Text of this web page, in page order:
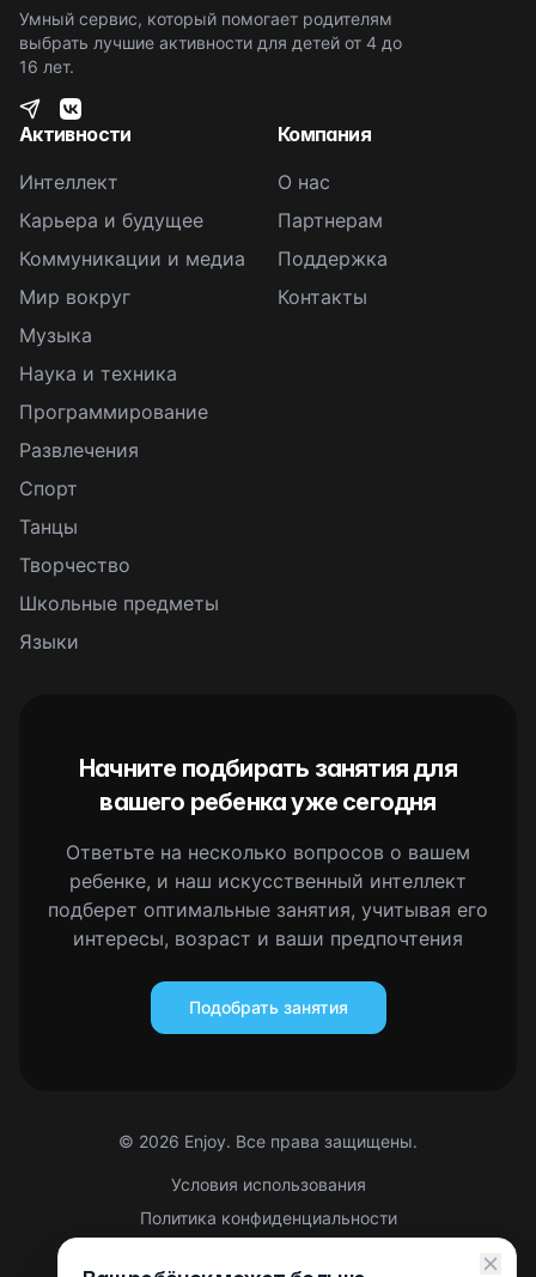
Умный сервис, который помогает родителям
выбрать лучшие активности для детей от 4 до
16 лет.
Активности
Интеллект
Карьера и будущее
Коммуникации и медиа
Мир вокруг
Музыка
Наука и техника
Программирование
Развлечения
Спорт
Танцы
Творчество
Школьные предметы
Языки
Компания
О нас
Партнерам
Поддержка
Контакты
Начните подбирать занятия для
вашего ребенка уже сегодня
Ответьте на несколько вопросов о вашем
ребенке, и наш искусственный интеллект
подберет оптимальные занятия, учитывая его
интересы, возраст и ваши предпочтения
Подобрать занятия
© 2026 Enjoy. Все права защищены.
Условия использования
Политика конфиденциальности